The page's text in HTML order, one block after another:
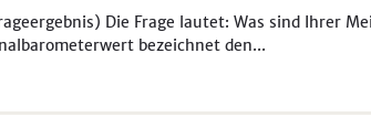
Die Frage lautet: Was sind Ihrer
bezeichnet den...